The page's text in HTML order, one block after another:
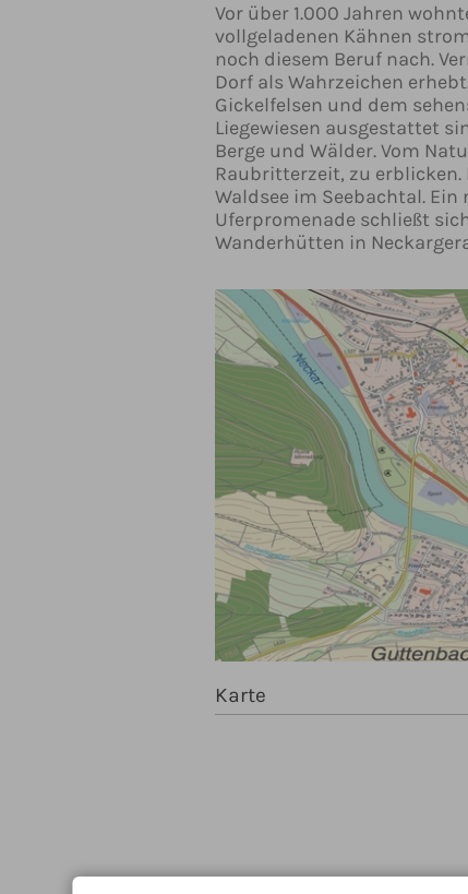
Vor über 1.000 Jahren
vollgeladenen Kähnen
noch diesem Beruf nach.
Dorf als Wahrzeichen
Gickelfelsen und dem
Liegewiesen ausgestattet
Berge und Wälder. Vom
Raubritterzeit, zu
Waldsee im Seebachtal.
Uferpromenade schließt
Wanderhütten in
Karte